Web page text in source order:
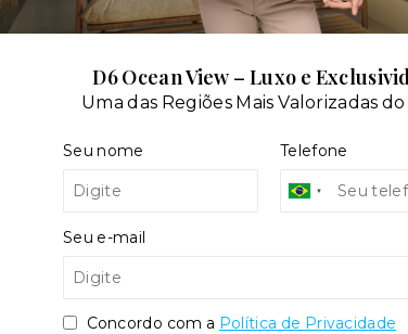
social
Em construção
D6 Ocean View – Luxo e
Uma das Regiões Mais Valorizadas do
Seu nome Telefone
Seu e-mail
Concordo com a Política de Privacidade